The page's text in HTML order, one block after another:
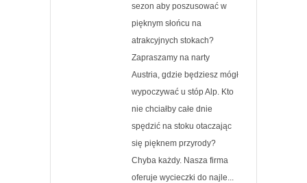
sezon aby poszusować w
pięknym słońcu na
atrakcyjnych stokach?
Zapraszamy na narty
Austria, gdzie będziesz mógł
wypoczywać u stóp Alp. Kto
nie chciałby całe dnie
spędzić na stoku otaczając
się pięknem przyrody?
Chyba każdy. Nasza firma
oferuje wycieczki do najle...